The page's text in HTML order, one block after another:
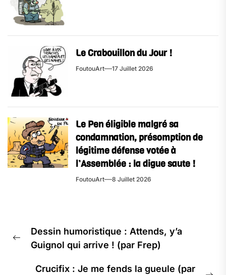
Le Crabouillon du Jour !
FoutouArt 17 Juillet 2026
Le Pen éligible malgré sa
condamnation, présomption de
légitime défense votée à
l’Assemblée : la digue saute !
FoutouArt 8 Juillet 2026
de
l’article
Previous
Dessin humoristique : Attends, y’a
Guignol qui arrive ! (par Frep)
Crucifix : Je me fends la gueule (par